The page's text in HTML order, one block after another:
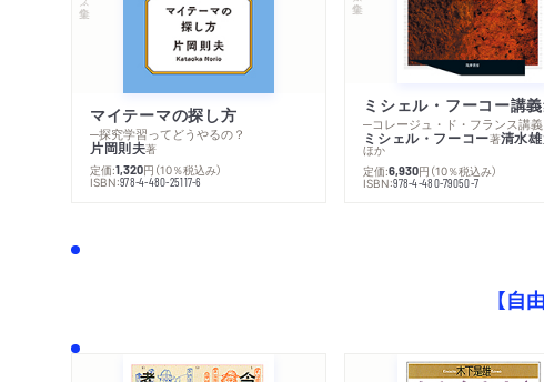
マイテーマの探し方
─探究学習ってどうやるの？
片岡則夫著
定価:1,320円 （10％税込み）
ISBN:978-4-480-25117-6
ミシェル・フーコー著清水
ほか
定価:6,930円 （10％税込み）
ISBN:978-4-480-79050-7
【自